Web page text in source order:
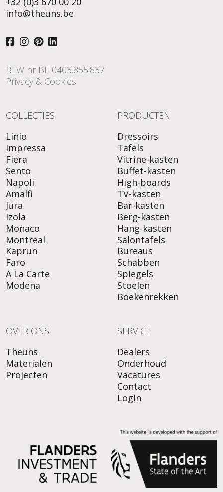
info@theuns.be
BTW nr BE 0403.855.837
Privacy & Cookies
COLLECTIES
Linio
Impressa
Fiera
Sento
Napoli
Amalfi
Jura
Izola
Monaco
Montreal
Kaprun
Faro
A La Carte
Modena
PRODUCTEN
Dressoirs
Tafels
Vitrine-kasten
Buffet-kasten
High-boards
TV-kasten
Bar-kasten
Berg-kasten
Hang-kasten
Salontafels
Bureaus
Schabben
Spiegels
Stoelen
Boekenrekken
OVER ONS
Theuns
Materialen
Projecten
SERVICE
Dealers
Onderhoud
Vacatures
Contact
Login